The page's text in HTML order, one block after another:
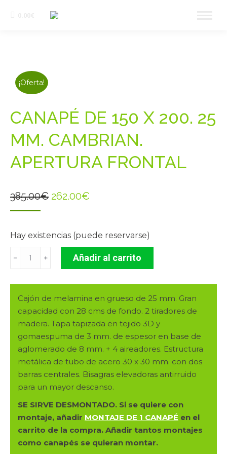
¡Oferta!
CANAPÉ DE 150 X 200. 25
MM. CAMBRIAN.
APERTURA FRONTAL
385.00€ El
era:
385.00€.
262.00€
es:
262.00€.
Hay existencias (puede reservarse)
CANAPÉ
200.
25
MM.
CAMBRIAN.
APERTURA
FRONTAL
cantidad
﹣ ﹢ Añadir al carrito
Cajón de melamina en grueso de 25 mm. Gran
capacidad con 28 cms de fondo. 2 tiradores de
madera. Tapa tapizada en tejido 3D y
gomaespuma de 3 mm. de espesor en base de
aglomerado de 8 mm. + 4 aireadores. Estructura
metálica de tubo de acero 30 x 30 mm. con dos
barras centrales. Bisagras elevadoras antirruido
para un mayor descanso.
SE SIRVE DESMONTADO. Si se quiere con
montaje, añadir MONTAJE DE 1 CANAPÉ en el
carrito de la compra. Añadir tantos montajes
como canapés se quieran montar.